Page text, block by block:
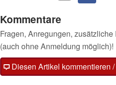
Kommentare
Fragen, Anregungen,
(auch ohne Anmeldung möglich)!
Diesen Artikel kommentieren